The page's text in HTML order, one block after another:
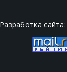
Разработка